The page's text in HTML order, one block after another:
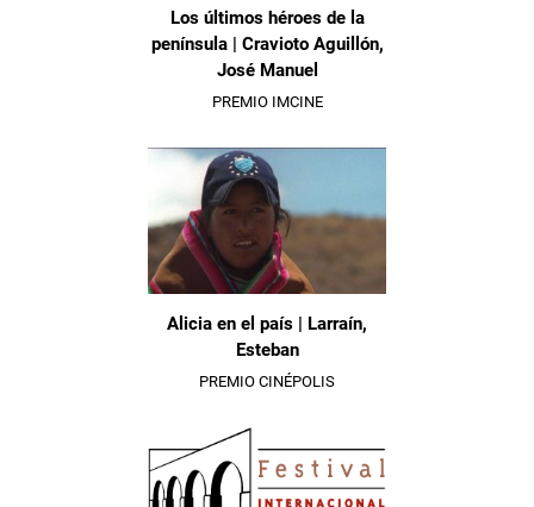
Los últimos héroes de la
península | Cravioto Aguillón,
José Manuel
PREMIO IMCINE
Alicia en el país | Larraín,
Esteban
PREMIO CINÉPOLIS